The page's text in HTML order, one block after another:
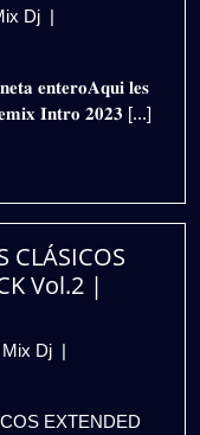
Dj 𝗣𝗔𝗖𝗞
𝗥𝗘𝗠𝗜𝗫
𝗜𝗡𝗧𝗥𝗢
𝗚𝗥𝗔𝗧𝗜𝗦
|
𝐞𝐧𝐭𝐞𝐫𝐨𝐀𝐪𝐮𝐢 𝐥𝐞𝐬
𝐈𝐧𝐭𝐫𝐨 𝟐𝟎𝟐𝟑 [...]
CLÁSICOS
Vol.2 |
Dj VALLENATOS
EXTENDED
|
EXTENDED